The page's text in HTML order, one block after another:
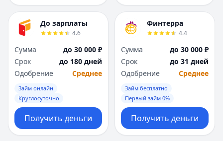
Тольятти
Томск
Тула
Ульяновск
Уфа
Х
Хабаровск
Ч
Чебоксары
Челябинск
Тольятти
Томск
Тула
Ульяновск
Уфа
Х
Хабаровск
Ч
Чебоксары
Челябинск
До зарплаты
4.6
Сумма
до 30 000 ₽
Срок
до 180 дней
Одобрение
Среднее
Займ онлайн
Круглосуточно
Получить деньги
Финтерра
4.4
Сумма
до 30 000 ₽
Срок
до 31 дней
Одобрение
Среднее
Займ бесплатно
Первый займ 0%
Получить деньги